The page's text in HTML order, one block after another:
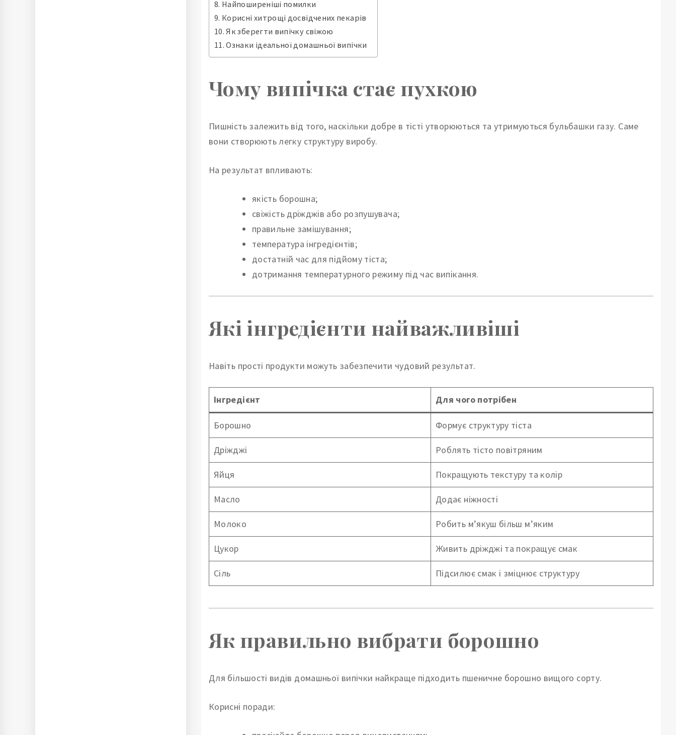
Найпоширеніші помилки
Корисні хитрощі досвідчених пекарів
Як зберегти випічку свіжою
Ознаки ідеальної домашньої випічки
Чому випічка стає пухкою
Пишність залежить від того, наскільки добре в тісті утворюються та утримуються бульбашки газу. Саме
вони створюють легку структуру виробу.
На результат впливають:
якість борошна;
свіжість дріжджів або розпушувача;
правильне замішування;
температура інгредієнтів;
достатній час для підйому тіста;
дотримання температурного режиму під час випікання.
Які інгредієнти найважливіші
Навіть прості продукти можуть забезпечити чудовий результат.
Інгредієнт Для чого потрібен
Борошно Формує структуру тіста
Дріжджі Роблять тісто повітряним
Яйця Покращують текстуру та колір
Масло Додає ніжності
Молоко Робить м’якуш більш м’яким
Цукор Живить дріжджі та покращує смак
Сіль Підсилює смак і зміцнює структуру
Як правильно вибрати борошно
Для більшості видів домашньої випічки найкраще підходить пшеничне борошно вищого сорту.
Корисні поради: